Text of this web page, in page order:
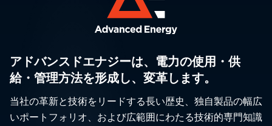
アドバンスドエナジーは、電力の使用・供
給・管理方法を形成し、変革します。
当社の革新と技術をリードする長い歴史、独自製品の幅広
いポートフォリオ、および広範囲にわたる技術的専門知識